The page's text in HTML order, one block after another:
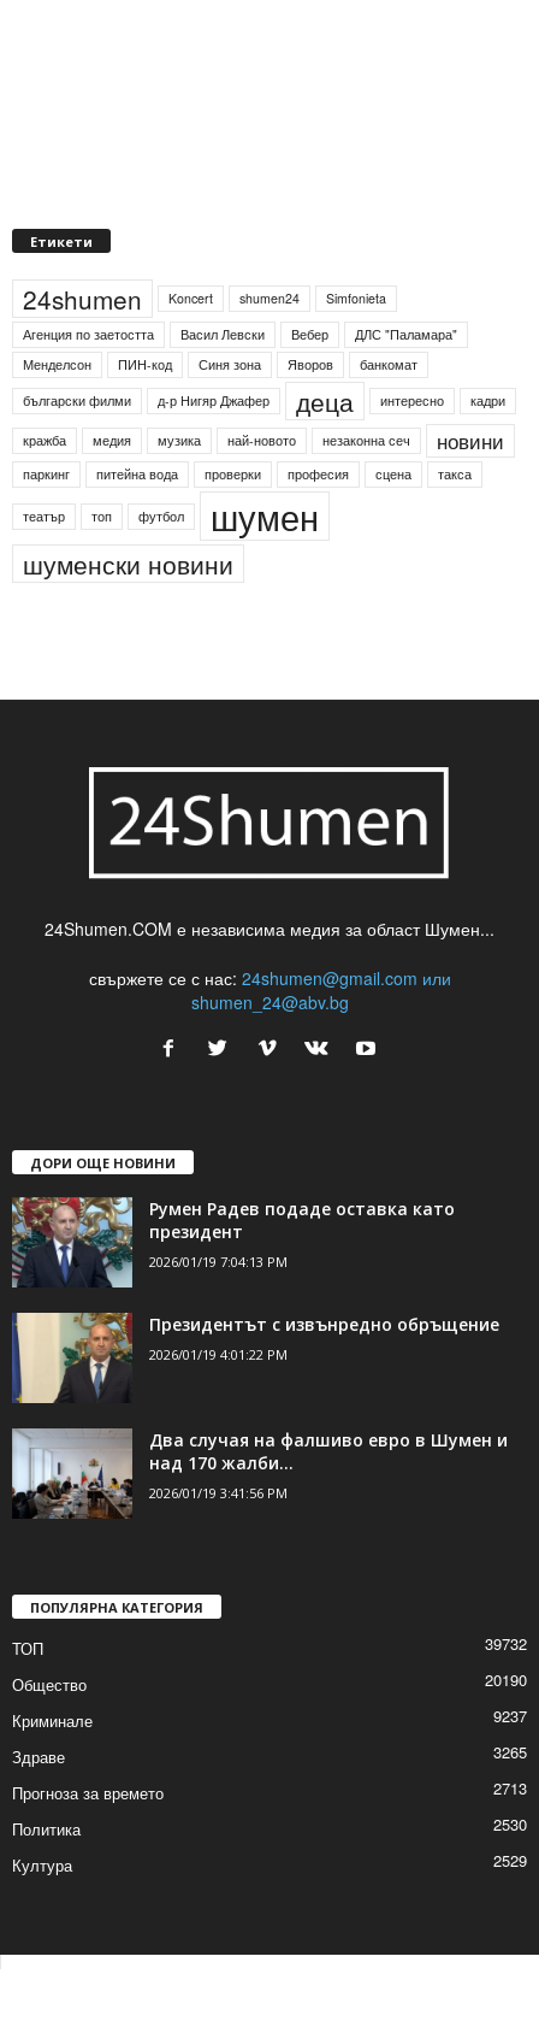
Етикети
24shumen Koncert shumen24
Simfonieta
Агенция по заетостта
Васил Левски Вебер
ДЛС "Паламара"
Менделсон
ПИН-код Синя зона Яворов
банкомат
български филми
д-р Нигяр Джафер деца интересно кадри
кражба медия музика най-новото незаконна сеч новини
паркинг питейна вода проверки професия сцена такса
театър топ футбол шумен
шуменски новини
24Shumen.COM е независима медия за област Шумен...
свържете се с нас: 24shumen@gmail.com или
shumen_24@abv.bg
ДОРИ ОЩЕ НОВИНИ
Румен Радев подаде оставка като
президент
2026/01/19 7:04:13 PM
Президентът с извънредно обръщение
2026/01/19 4:01:22 PM
Два случая на фалшиво евро в Шумен и
над 170 жалби...
2026/01/19 3:41:56 PM
ПОПУЛЯРНА КАТЕГОРИЯ
ТОП
39732
Общество
20190
Криминале
9237
Здраве
3265
Прогноза за времето
2713
Политика
2530
Култура
2529